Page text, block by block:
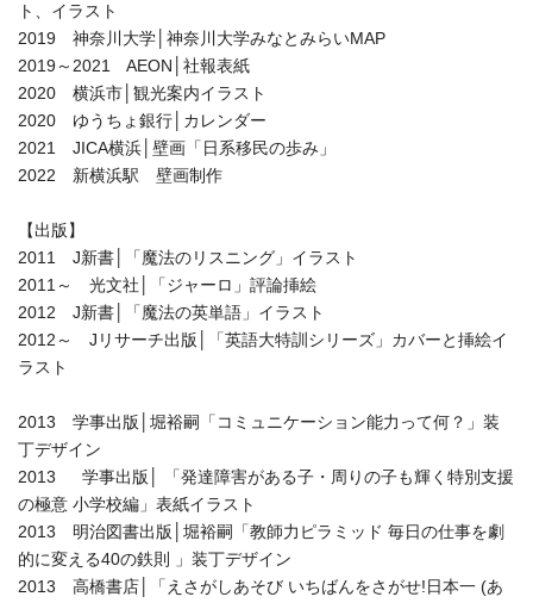
ト、イラスト
2019 神奈川大学│神奈川大学みなとみらいMAP
2019～2021 AEON│社報表紙
2020 横浜市│観光案内イラスト
2020 ゆうちょ銀行│カレンダー
2021 JICA横浜│壁画「日系移民の歩み」
2022 新横浜駅 壁画制作
【出版】
2011 J新書│「魔法のリスニング」イラスト
2011～ 光文社│「ジャーロ」評論挿絵
2012 J新書│「魔法の英単語」イラスト
2012～ Jリサーチ出版│「英語大特訓シリーズ」カバーと挿絵イ
ラスト
2013 学事出版│堀裕嗣「コミュニケーション能力って何？」装
丁デザイン
2013 学事出版│ 「発達障害がある子・周りの子も輝く特別支援
の極意 小学校編」表紙イラスト
2013 明治図書出版│堀裕嗣「教師力ピラミッド 毎日の仕事を劇
的に変える40の鉄則 」装丁デザイン
2013 高橋書店│「えさがしあそび いちばんをさがせ!日本一 (あ